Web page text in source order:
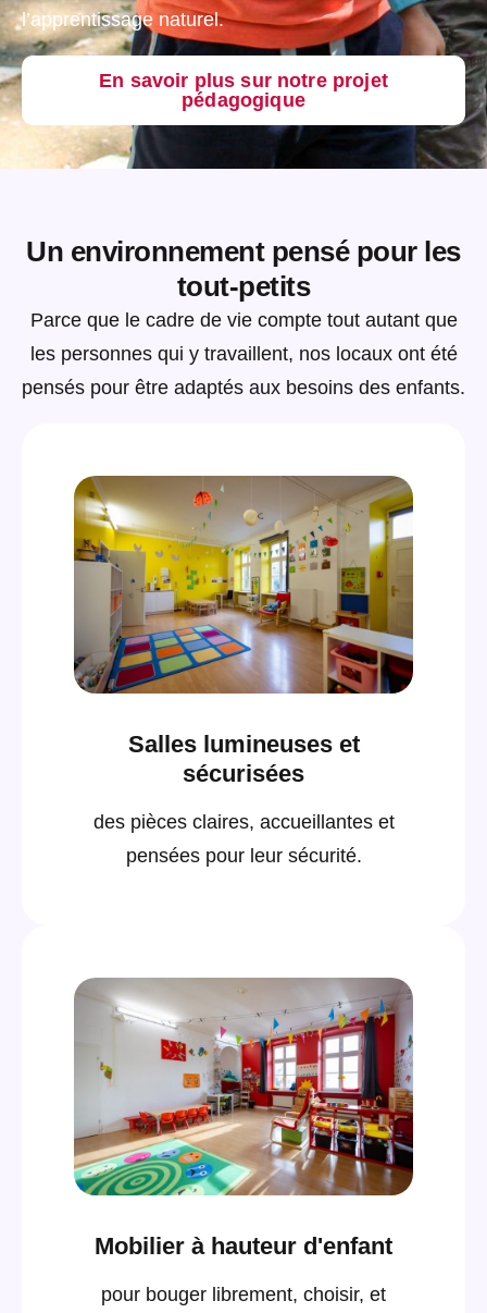
l’apprentissage naturel.
En savoir plus sur notre projet
pédagogique
Un environnement pensé pour les
tout-petits
Parce que le cadre de vie compte tout autant que
les personnes qui y travaillent, nos locaux ont été
pensés pour être adaptés aux besoins des enfants.
Salles lumineuses et
sécurisées
des pièces claires, accueillantes et
pensées pour leur sécurité.
Mobilier à hauteur d'enfant
pour bouger librement, choisir, et